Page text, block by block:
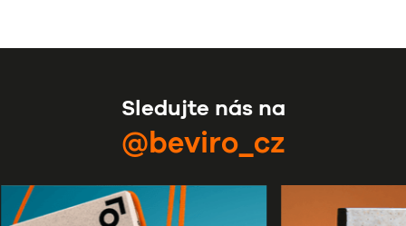
Sledujte nás na
@beviro_cz